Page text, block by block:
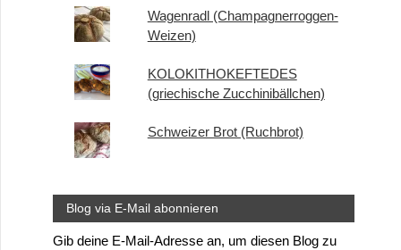
Wagenradl (Champagnerroggen-
Weizen)
KOLOKITHOKEFTEDES
(griechische Zucchinibällchen)
Schweizer Brot (Ruchbrot)
Blog via E-Mail abonnieren
Gib deine E-Mail-Adresse an, um diesen Blog zu